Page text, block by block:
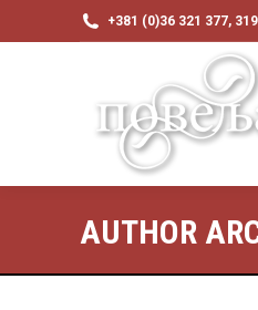
+381 (0)36 321 377,
AUTHOR